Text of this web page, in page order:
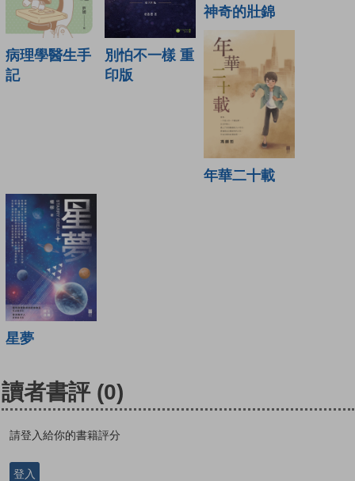
病理學醫生手
記
別怕不一樣 重
印版
神奇的壯錦
年華二十載
星夢
讀者書評 (0)
請登入給你的書籍評分
登入